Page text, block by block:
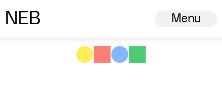
N ew
European
B Menu